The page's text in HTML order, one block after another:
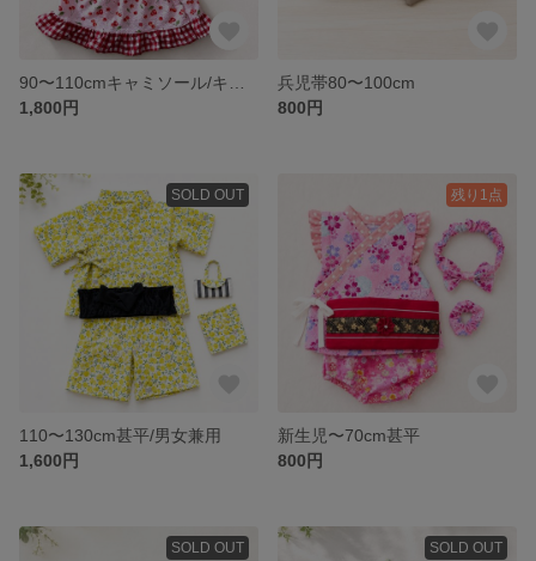
1,800円
兵児帯80〜100cm
800円
SOLD OUT
110〜130cm甚平/男女兼用
1,600円
残り1点
新生児〜70cm甚平
800円
SOLD OUT SOLD OUT